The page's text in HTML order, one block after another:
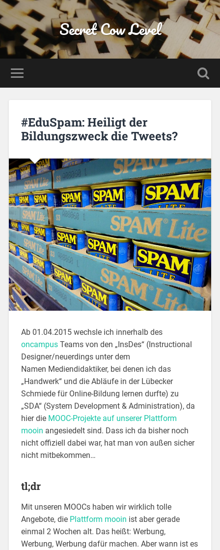
Secret Cow Level
#EduSpam: Heiligt der
Bildungszweck die Tweets?
Ab 01.04.2015 wechsle ich innerhalb des
oncampusTeams von den „InsDes“ (Instructional
Designer/neuerdings unter dem
Namen Mediendidaktiker, bei denen ich das
„Handwerk“ und die Abläufe in der Lübecker
Schmiede für Online-Bildung lernen durfte) zu
„SDA“ (System Development & Administration), da
hier die MOOC-Projekte auf unserer Plattform
mooin angesiedelt sind. Dass ich da bisher noch
nicht offiziell dabei war, hat man von außen sicher
nicht mitbekommen…
tl;dr
Mit unseren MOOCs haben wir wirklich tolle
Angebote, die Plattform mooin ist aber gerade
einmal 2 Wochen alt. Das heißt: Werbung,
Werbung, Werbung dafür machen. Aber wann ist es